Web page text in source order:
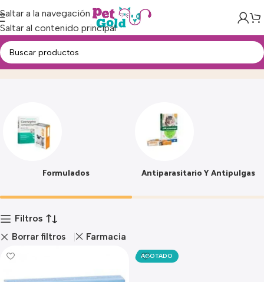
Saltar a la navegación
Saltar al contenido principal
FarmaciaInicio Producto
Formulados Antiparasitario Y Antipulgas
Filtros
Borrar filtros Farmacia
AGOTADO